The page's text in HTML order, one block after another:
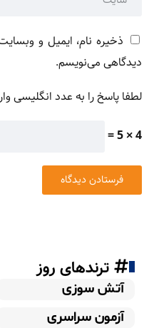
ذخیره نام، ایمیل و
دیدگاهی می‌نویسم.
لطفا پاسخ را به عدد انگلیسی
4 × 5 =
ترندهای روز
آتش سوزی
آزمون سراسری